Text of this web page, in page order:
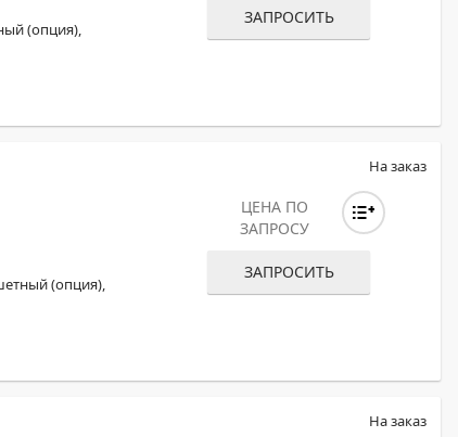
(опция),
ЗАПРОСИТЬ
(опция),
На заказ
ЦЕНА ПО
ЗАПРОСУ
ЗАПРОСИТЬ
На заказ